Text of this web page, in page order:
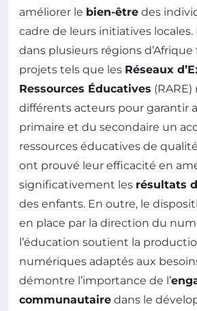
améliorer le bien-être des
cadre de leurs initiatives locales.
dans plusieurs régions
projets tels que les Réseaux
Ressources Éducatives
différents acteurs pour garantir
primaire et du secondaire un
ressources éducatives de
ont prouvé leur efficacité en
significativement les résultats
des enfants. En outre, le
en place par la direction du
l’éducation soutient la
numériques adaptés aux
démontre l’importance de l’
communautaire dans le